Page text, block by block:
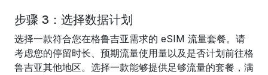
步骤 3：选择数据计划
选择一款符合您在格鲁吉亚需求的 eSIM 流量套餐。请
考虑您的停留时长、预期流量使用量以及是否计划前往格
鲁吉亚其他地区。选择一款能够提供足够流量的套餐，满